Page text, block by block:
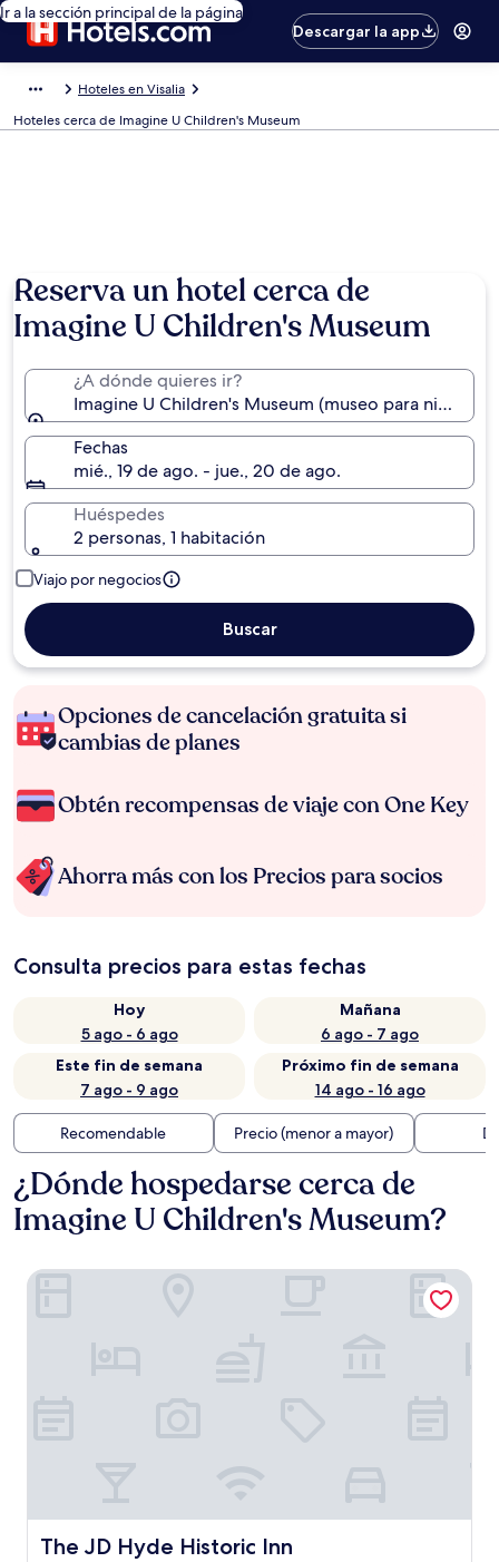
Ir a la sección principal de la página
Descargar la app
Hoteles en Visalia
Hoteles cerca de Imagine U Children's Museum
Reserva un hotel cerca de
Imagine U Children's Museum
¿A dónde quieres ir?
Imagine U Children's Museum (museo para niños),
Fechas
mié., 19 de ago. - jue., 20 de ago.
Huéspedes
2 personas, 1 habitación
Viajo por negocios
Buscar
Opciones de cancelación gratuita si
cambias de planes
Obtén recompensas de viaje con One Key
Ahorra más con los Precios para socios
Consulta precios para estas fechas
Hoy
5 ago - 6 ago
Mañana
6 ago - 7 ago
Este fin de semana
7 ago - 9 ago
Próximo fin de semana
14 ago - 16 ago
Recomendable Precio (menor a mayor)
¿Dónde hospedarse cerca de
Imagine U Children's Museum?
The JD Hyde Historic Inn
The JD Hyde Historic Inn
The JD Hyde Historic Inn